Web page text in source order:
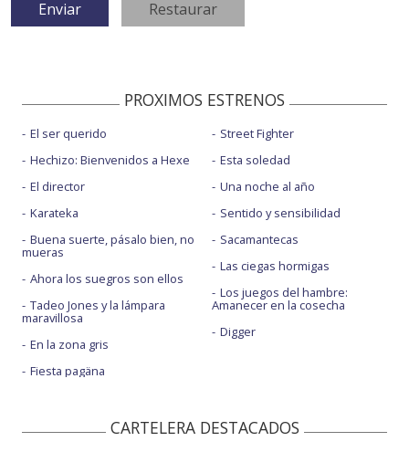
PROXIMOS ESTRENOS
El ser querido
Hechizo: Bienvenidos a Hexe
El director
Karateka
Buena suerte, pásalo bien, no
mueras
Ahora los suegros son ellos
Tadeo Jones y la lámpara
maravillosa
En la zona gris
Fiesta pagäna
Street Fighter
Esta soledad
Una noche al año
Sentido y sensibilidad
Sacamantecas
Las ciegas hormigas
Los juegos del hambre:
Amanecer en la cosecha
Digger
CARTELERA DESTACADOS